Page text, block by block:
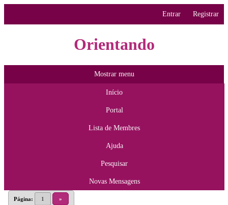
Entrar Registrar
Orientando
Mostrar menu
Início
Portal
Lista de Membres
Ajuda
Pesquisar
Novas Mensagens
Página: 1 »